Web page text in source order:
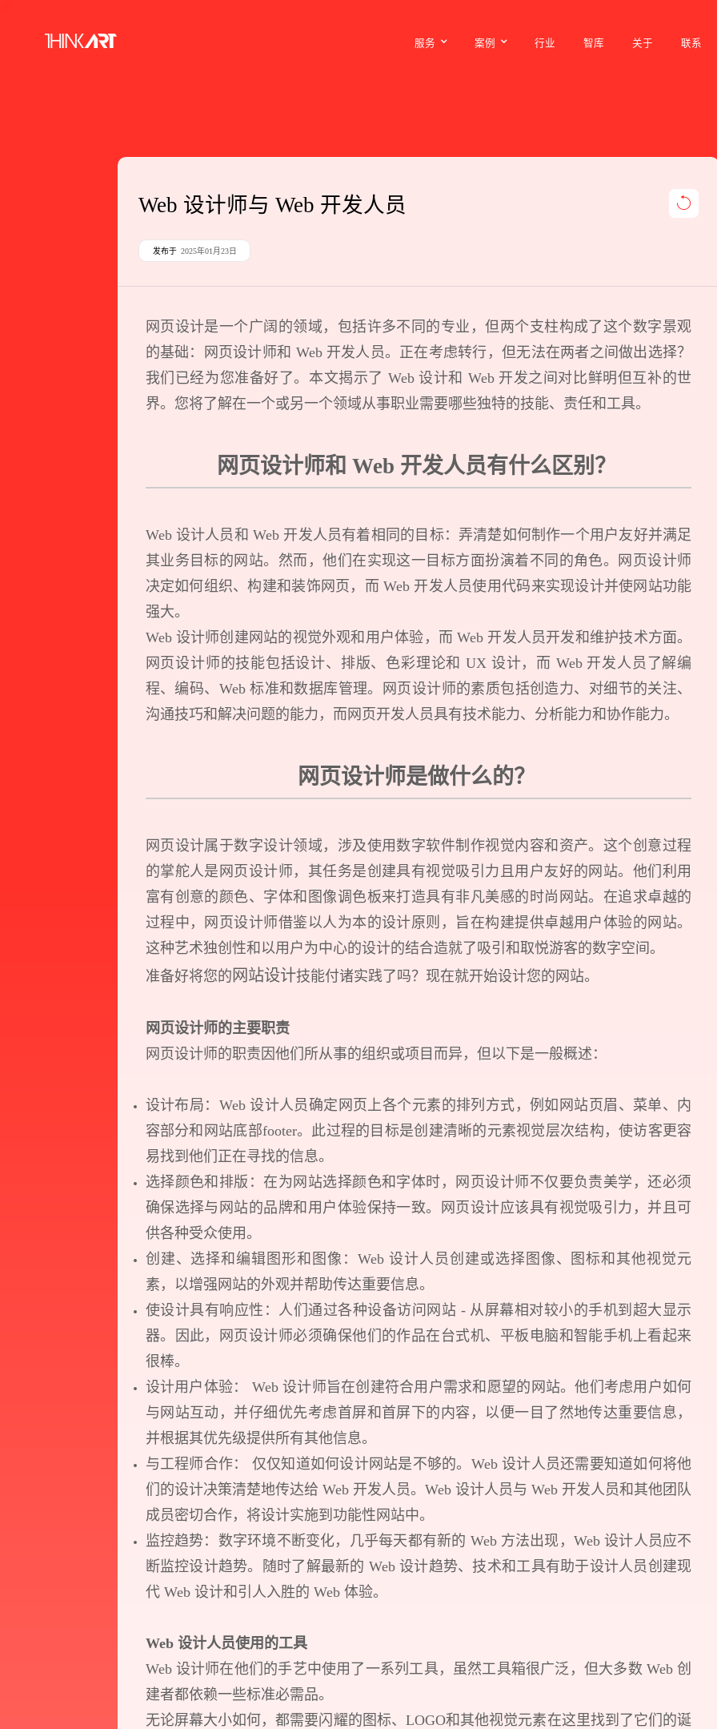
服务
案例
行业
智库
关于
联系
Design.
Develop.
Action.
Web 设计师与 Web 开发人员
发布于 2025年01月23日
网页设计是一个广阔的领域，包括许多不同的专业，但两个支柱构成了这个数字景观
的基础：网页设计师和 Web 开发人员。正在考虑转行，但无法在两者之间做出选择？
我们已经为您准备好了。本文揭示了 Web 设计和 Web 开发之间对比鲜明但互补的世
界。您将了解在一个或另一个领域从事职业需要哪些独特的技能、责任和工具。
网页设计师和 Web 开发人员有什么区别？
Web 设计人员和 Web 开发人员有着相同的目标：弄清楚如何制作一个用户友好并满足
其业务目标的网站。然而，他们在实现这一目标方面扮演着不同的角色。网页设计师
决定如何组织、构建和装饰网页，而 Web 开发人员使用代码来实现设计并使网站功能
强大。
Web 设计师创建网站的视觉外观和用户体验，而 Web 开发人员开发和维护技术方面。
网页设计师的技能包括设计、排版、色彩理论和 UX 设计，而 Web 开发人员了解编
程、编码、Web 标准和数据库管理。网页设计师的素质包括创造力、对细节的关注、
沟通技巧和解决问题的能力，而网页开发人员具有技术能力、分析能力和协作能力。
网页设计师是做什么的？
网页设计属于数字设计领域，涉及使用数字软件制作视觉内容和资产。这个创意过程
的掌舵人是网页设计师，其任务是创建具有视觉吸引力且用户友好的网站。他们利用
富有创意的颜色、字体和图像调色板来打造具有非凡美感的时尚网站。在追求卓越的
过程中，网页设计师借鉴以人为本的设计原则，旨在构建提供卓越用户体验的网站。
这种艺术独创性和以用户为中心的设计的结合造就了吸引和取悦游客的数字空间。
准备好将您的 网站设计技能付诸实践了吗？现在就开始设计您的网站。
网页设计师的主要职责
网页设计师的职责因他们所从事的组织或项目而异，但以下是一般概述：
设计布局：Web 设计人员确定网页上各个元素的排列方式，例如网站页眉、菜单、内
容部分和网站底部footer。此过程的目标是创建清晰的元素视觉层次结构，使访客更容
易找到他们正在寻找的信息。
选择颜色和排版：在为网站选择颜色和字体时，网页设计师不仅要负责美学，还必须
确保选择与网站的品牌和用户体验保持一致。网页设计应该具有视觉吸引力，并且可
供各种受众使用。
创建、选择和编辑图形和图像：Web 设计人员创建或选择图像、图标和其他视觉元
素，以增强网站的外观并帮助传达重要信息。
使设计具有响应性：人们通过各种设备访问网站 - 从屏幕相对较小的手机到超大显示
器。因此，网页设计师必须确保他们的作品在台式机、平板电脑和智能手机上看起来
很棒。
设计用户体验： Web 设计师旨在创建符合用户需求和愿望的网站。他们考虑用户如何
与网站互动，并仔细优先考虑首屏和首屏下的内容，以便一目了然地传达重要信息，
并根据其优先级提供所有其他信息。
与工程师合作： 仅仅知道如何设计网站是不够的。Web 设计人员还需要知道如何将他
们的设计决策清楚地传达给 Web 开发人员。Web 设计人员与 Web 开发人员和其他团队
成员密切合作，将设计实施到功能性网站中。
监控趋势：数字环境不断变化，几乎每天都有新的 Web 方法出现，Web 设计人员应不
断监控设计趋势。随时了解最新的 Web 设计趋势、技术和工具有助于设计人员创建现
代 Web 设计和引人入胜的 Web 体验。
Web 设计人员使用的工具
Web 设计师在他们的手艺中使用了一系列工具，虽然工具箱很广泛，但大多数 Web 创
建者都依赖一些标准必需品。
无论屏幕大小如何，都需要闪耀的图标、LOGO和其他视觉元素在这里找到了它们的诞